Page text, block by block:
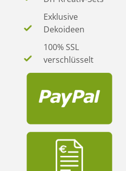
Exklusive
Dekoideen
100% SSL
verschlüsselt